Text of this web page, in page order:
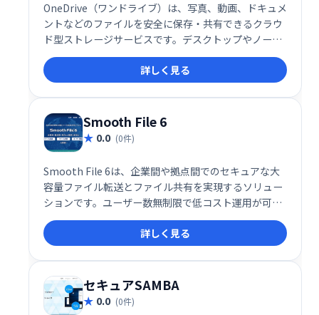
OneDrive（ワンドライブ）は、写真、動画、ドキュメ
ントなどのファイルを安全に保存・共有できるクラウ
ド型ストレージサービスです。デスクトップやノート
PC、タブレット、スマートフォンといったあらゆるデ
バイスからアクセス可能で、いつでもどこでもファイ
ルを管理できるのが特徴です。
詳しく見る
Smooth File 6
0.0 (0件)
Smooth File 6は、企業間や拠点間でのセキュアな大
容量ファイル転送とファイル共有を実現するソリュー
ションです。ユーザー数無制限で低コスト運用が可
能。スムーズなデータ連携と安全なファイル管理で、
業務効率を大幅に向上させます。
詳しく見る
セキュアSAMBA
0.0 (0件)